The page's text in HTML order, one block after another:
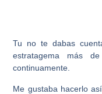
Tu no te dabas
estratagema más
continuamente.
Me gustaba hacerlo